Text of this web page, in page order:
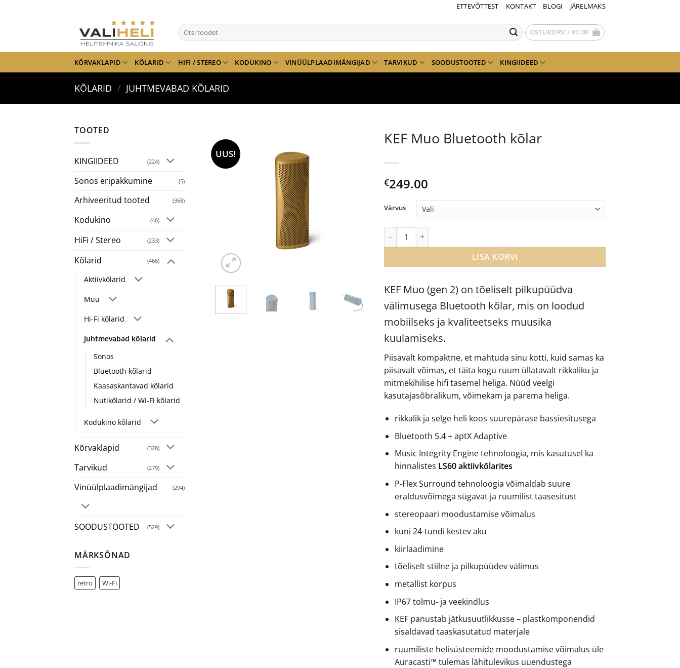
ETTEVÕTTEST KONTAKT BLOGI JÄRELMAKS
Otsi: OSTUKORV / €0.00
KÕRVAKLAPID KÕLARID HIFI / STEREO KODUKINO VINÜÜLPLAADIMÄNGIJAD TARVIKUD SOODUSTOOTED KINGIIDEED
KÕLARID / JUHTMEVABAD KÕLARID
TOOTED
KINGIIDEED (224)
Sonos eripakkumine (5)
Arhiveeritud tooted (368)
Kodukino (46)
HiFi / Stereo (233)
Kõlarid (466)
Aktiivkõlarid
Muu
Hi-Fi kõlarid
Juhtmevabad kõlarid
Sonos
Bluetooth kõlarid
Kaasaskantavad kõlarid
Nutikõlarid / Wi-Fi kõlarid
Kodukino kõlarid
Kõrvaklapid (328)
Tarvikud (279)
Vinüülplaadimängijad (294)
SOODUSTOOTED (529)
MÄRKSÕNAD
retro Wi-Fi
UUS!
KEF Muo Bluetooth kõlar
€249.00
KEF Muo (gen 2) on tõeliselt pilkupüüdva
välimusega Bluetooth kõlar, mis on loodud
mobiilseks ja kvaliteetseks muusika
kuulamiseks.
Piisavalt kompaktne, et mahtuda sinu kotti, kuid samas ka
piisavalt võimas, et täita kogu ruum üllatavalt rikkaliku ja
mitmekihilise hifi tasemel heliga. Nüüd veelgi
kasutajasõbralikum, võimekam ja parema heliga.
rikkalik ja selge heli koos suurepärase bassiesitusega
Bluetooth 5.4 + aptX Adaptive
Music Integrity Engine tehnoloogia, mis kasutusel ka
hinnalistes LS60 aktiivkõlarites
P-Flex Surround tehnoloogia võimaldab suure
eraldusvõimega sügavat ja ruumilist taasesitust
stereopaari moodustamise võimalus
kuni 24-tundi kestev aku
kiirlaadimine
tõeliselt stiilne ja pilkupüüdev välimus
metallist korpus
IP67 tolmu- ja veekindlus
KEF panustab jätkusuutlikkusse – plastkomponendid
sisaldavad taaskasutatud materjale
ruumiliste helisüsteemide moodustamise võimalus üle
Auracasti™ tulemas lähitulevikus uuendustega
Värvus
KEF Muo Bluetooth kõlar kogus
LISA KORVI